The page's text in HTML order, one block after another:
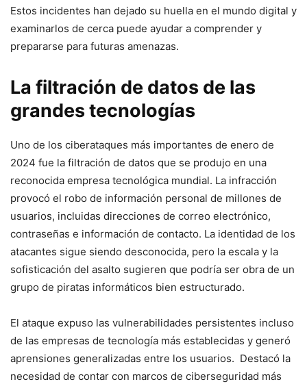
Estos incidentes han dejado⁤ su‍ huella en el ⁣mundo​ digital y
examinarlos de cerca puede ayudar a comprender y ​
prepararse para futuras amenazas.
La‍ filtración de datos de las
grandes tecnologías
Uno ‌de los ciberataques más importantes de enero de
2024 fue la​ filtración de ⁢datos que se produjo en una
reconocida empresa tecnológica mundial. La infracción⁤
provocó el robo de información personal de millones de
usuarios, incluidas direcciones de ​correo electrónico,
contraseñas e información de contacto. La identidad de los
atacantes sigue siendo ‌desconocida, pero la‌ escala y la‌
sofisticación del asalto sugieren que podría ser obra de un
grupo de⁣ piratas informáticos ‌bien ⁤estructurado.
El ataque expuso las vulnerabilidades persistentes incluso
de las empresas de tecnología más establecidas y generó
aprensiones generalizadas entre los usuarios. ‌ Destacó ​la
⁣necesidad de contar con marcos de ciberseguridad⁢ más